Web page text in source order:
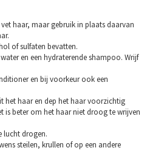
haar, maar gebruik in plaats daarvan
of sulfaten bevatten.
en een hydraterende shampoo. Wrijf
en bij voorkeur ook een
het haar en dep het haar voorzichtig
is beter om het haar niet droog te wrijven
lucht drogen.
steilen, krullen of op een andere